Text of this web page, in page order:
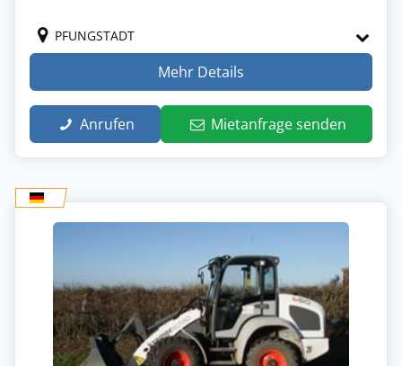
PFUNGSTADT
Mehr Details
Anrufen Mietanfrage senden